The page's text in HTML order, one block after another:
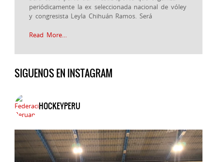
periódicamente la ex seleccionada nacional de vóley
y congresista Leyla Chihuán Ramos. Será
Read More…
SIGUENOS EN INSTAGRAM
HOCKEYPERU